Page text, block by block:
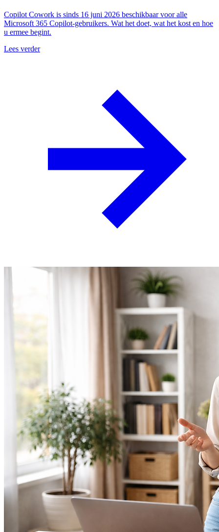
Copilot Cowork is sinds 16 juni 2026 beschikbaar voor alle
Microsoft 365 Copilot-gebruikers. Wat het doet, wat het kost en hoe
u ermee begint.
Lees verder